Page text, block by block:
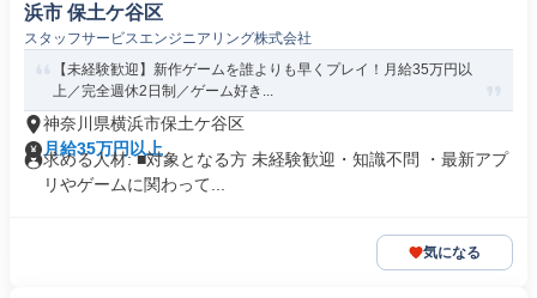
浜市 保土ケ谷区
スタッフサービスエンジニアリング株式会社
【未経験歓迎】新作ゲームを誰よりも早くプレイ！月給35万円以
上／完全週休2日制／ゲーム好き...
神奈川県横浜市保土ケ谷区
月給35万円以上
求める人材: ■対象となる方 未経験歓迎・知識不問 ・最新アプ
リやゲームに関わって...
気になる